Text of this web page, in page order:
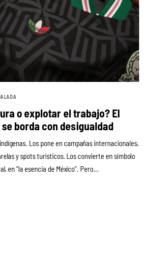
o explotar el trabajo? El
borda con desigualdad
Los pone en campañas internacionales,
y spots turísticos. Los convierte en símbolo
en “la esencia de México”. Pero…